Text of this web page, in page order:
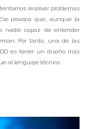
resolver problemas
provoca que, aunque la
nadie capaz de entender
Por tanto, una de las
es tener un diseño más
al lenguaje técnico.